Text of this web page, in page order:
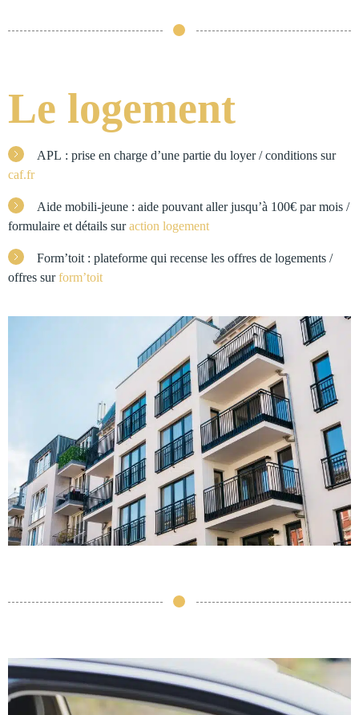
Le logement
APL : prise en charge d’une partie du loyer / conditions sur
caf.fr
Aide mobili-jeune : aide pouvant aller jusqu’à 100€ par mois /
formulaire et détails suraction logement
Form’toit : plateforme qui recense les offres de logements /
offres surform’toit